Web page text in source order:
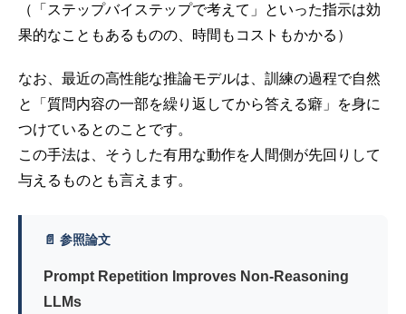
（「ステップバイステップで考えて」といった指示は効
果的なこともあるものの、時間もコストもかかる）
なお、最近の高性能な推論モデルは、訓練の過程で自然
と「質問内容の一部を繰り返してから答える癖」を身に
つけているとのことです。
この手法は、そうした有用な動作を人間側が先回りして
与えるものとも言えます。
📄 参照論文
Prompt Repetition Improves Non-Reasoning
LLMs